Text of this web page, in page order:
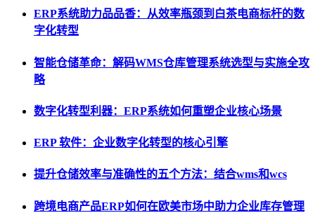
ERP系统助力品品香：从效率瓶颈到白茶电商标杆的数
字化转型
智能仓储革命：解码WMS仓库管理系统选型与实施全攻
略
数字化转型利器：ERP系统如何重塑企业核心场景
ERP 软件：企业数字化转型的核心引擎
提升仓储效率与准确性的五个方法：结合wms和wcs
跨境电商产品ERP如何在欧美市场中助力企业库存管理